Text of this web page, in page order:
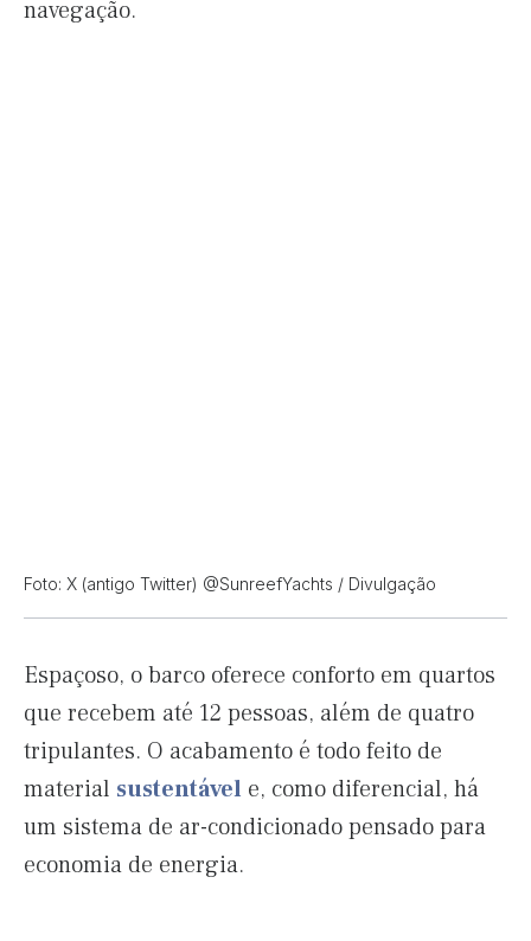
navegação.
Foto: X (antigo Twitter) @SunreefYachts / Divulgação
Espaçoso, o barco oferece conforto em quartos
que recebem até 12 pessoas, além de quatro
tripulantes. O acabamento é todo feito de
material sustentável e, como diferencial, há
um sistema de ar-condicionado pensado para
economia de energia.